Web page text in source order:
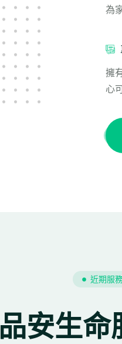
為
擁
心
近期服
品安生命